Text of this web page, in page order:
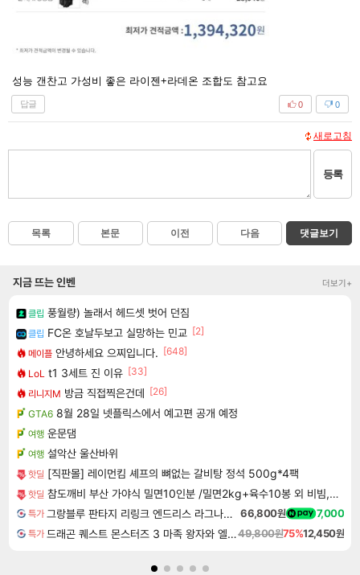
성능 갠찬고 가성비 좋은 라이젠+라데온 조합도 참고요
답글 0
0
새로고침
등록
목록 본문 이전 다음 댓글보기
지금 뜨는 인벤 더보기+
클립 풍월량) 놀래서 헤드셋 벗어 던짐
클립 FC온 호날두보고 실망하는 민교 [2]
메이플 안녕하세요 으찌입니다. [648]
LoL t1 3세트 진 이유 [33]
리니지M 방금 직접찍은건데 [26]
GTA6 8월 28일 넷플릭스에서 예고편 공개 예정
여행 운문댐
여행 설악산 울산바위
핫딜 [직판몰] 레이먼킴 셰프의 뼈없는 갈비탕 정석 500g*4팩
핫딜 참도깨비 부산 가야식 밀면10인분 /밀면2kg+육수10봉 외 비빔,반반밀면
특가 그랑블루 판타지 리링크 엔드리스 라그나로크 Granblue Fantasy Relink Endless Ragnarok 66,800원 7,000
특가 드래곤 퀘스트 몬스터즈 3 마족 왕자와 엘프의 여행 Dragon Quest Monsters The Dark Prince49,800원75%12,450원